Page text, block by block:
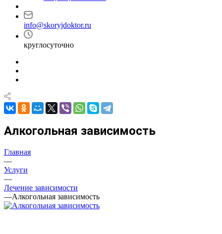
info@skoryjdoktor.ru
круглосуточно
Алкогольная зависимость
Главная
—
Услуги
—
Лечение зависимости
—Алкогольная зависимость